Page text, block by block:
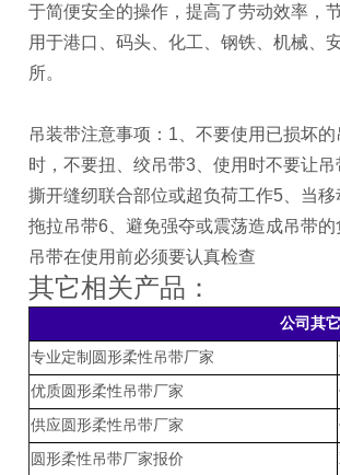
于简便安全的操作，提高了劳动效率，
用于港口、码头、化工、钢铁、机械、
所。
吊装带注意事项：1、不要使用已损坏
时，不要扭、绞吊带3、使用时不要让
撕开缝纫联合部位或超负荷工作5、当
拖拉吊带6、避免强夺或震荡造成吊带
吊带在使用前必须要认真检查
其它相关产品：
公司其
专业定制圆形柔性吊带厂家
优质圆形柔性吊带厂家
供应圆形柔性吊带厂家
圆形柔性吊带厂家报价